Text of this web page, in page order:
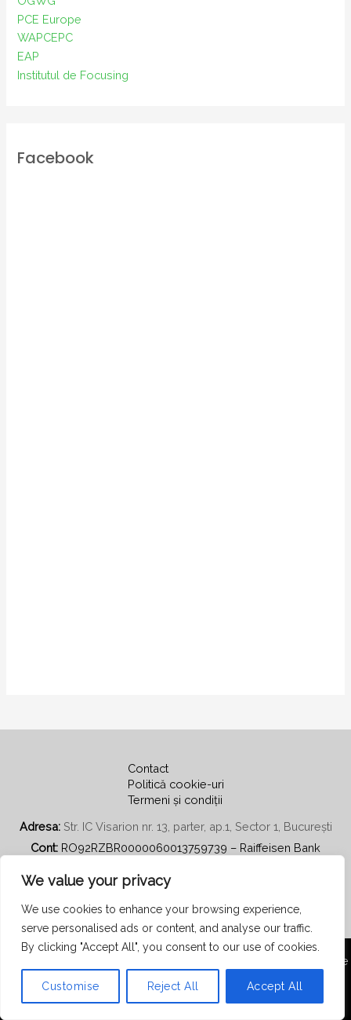
We value your privacy
We use cookies to enhance your browsing experience,
serve personalised ads or content, and analyse our traffic.
By clicking "Accept All", you consent to our use of cookies.
Customise Reject All Accept All
PCE Europe
WAPCEPC
EAP
Institutul de Focusing
Facebook
Contact
Politică cookie-uri
Termeni și condiții
Adresa: Str. IC Visarion nr. 13, parter, ap.1, Sector 1, București
Cont: RO92RZBR0000060013759739 – Raiffeisen Bank
Copyright © 2026 Asociația Română de Psihoterapie Centrată pe
Persoană